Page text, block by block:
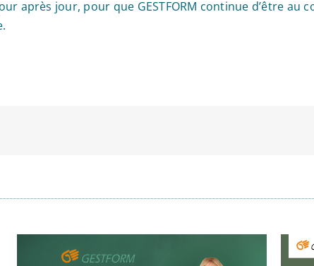
après jour, pour que GESTFORM continue d’être au